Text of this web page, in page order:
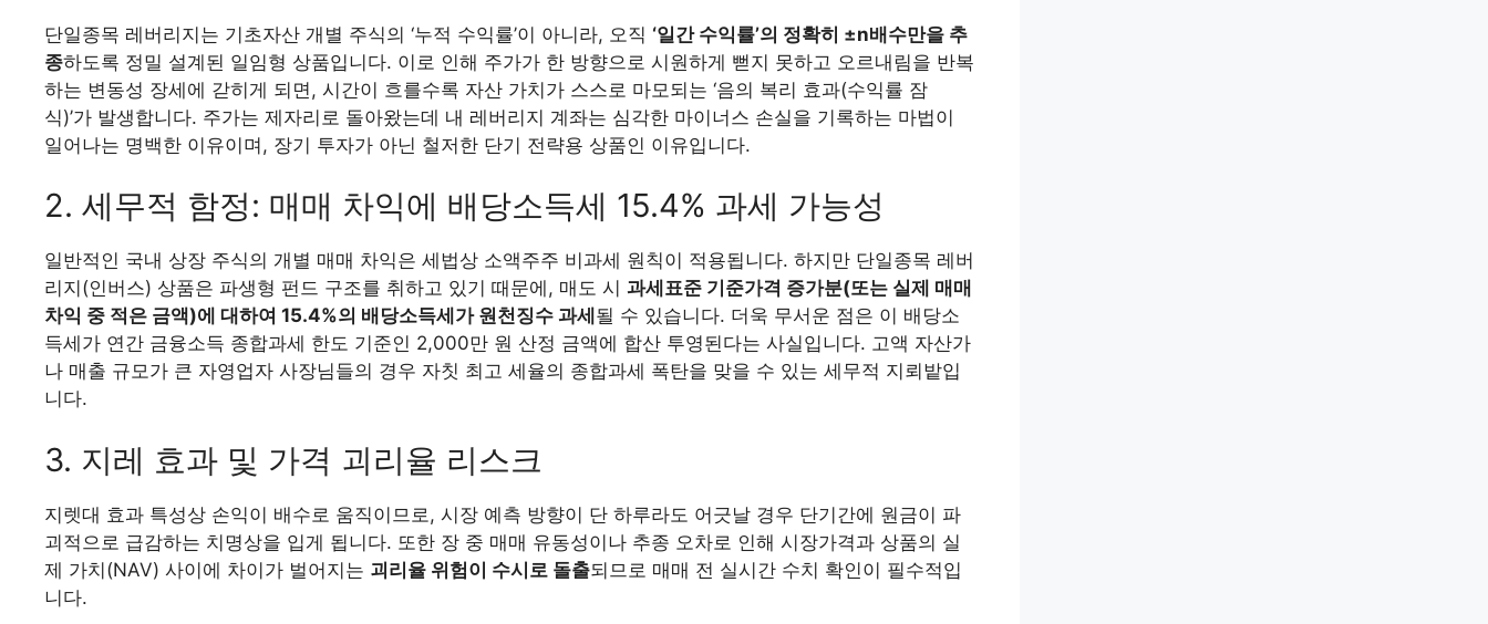
단일종목 레버리지는 기초자산 개별 주식의 ‘누적 수익률’이 아니라, 오직 ‘일간 수익률’의 정확히 ±n배수만을 추
종하도록 정밀 설계된 일임형 상품입니다. 이로 인해 주가가 한 방향으로 시원하게 뻗지 못하고 오르내림을 반복
하는 변동성 장세에 갇히게 되면, 시간이 흐를수록 자산 가치가 스스로 마모되는 ‘음의 복리 효과(수익률 잠
식)’가 발생합니다. 주가는 제자리로 돌아왔는데 내 레버리지 계좌는 심각한 마이너스 손실을 기록하는 마법이
일어나는 명백한 이유이며, 장기 투자가 아닌 철저한 단기 전략용 상품인 이유입니다.
2. 세무적 함정: 매매 차익에 배당소득세 15.4% 과세 가능성
일반적인 국내 상장 주식의 개별 매매 차익은 세법상 소액주주 비과세 원칙이 적용됩니다. 하지만 단일종목 레버
리지(인버스) 상품은 파생형 펀드 구조를 취하고 있기 때문에, 매도 시 과세표준 기준가격 증가분(또는 실제 매매
차익 중 적은 금액)에 대하여 15.4%의 배당소득세가 원천징수 과세 될 수 있습니다. 더욱 무서운 점은 이 배당소
득세가 연간 금융소득 종합과세 한도 기준인 2,000만 원 산정 금액에 합산 투영된다는 사실입니다. 고액 자산가
나 매출 규모가 큰 자영업자 사장님들의 경우 자칫 최고 세율의 종합과세 폭탄을 맞을 수 있는 세무적 지뢰밭입
니다.
3. 지레 효과 및 가격 괴리율 리스크
지렛대 효과 특성상 손익이 배수로 움직이므로, 시장 예측 방향이 단 하루라도 어긋날 경우 단기간에 원금이 파
괴적으로 급감하는 치명상을 입게 됩니다. 또한 장 중 매매 유동성이나 추종 오차로 인해 시장가격과 상품의 실
제 가치(NAV) 사이에 차이가 벌어지는 괴리율 위험이 수시로 돌출되므로 매매 전 실시간 수치 확인이 필수적입
니다.